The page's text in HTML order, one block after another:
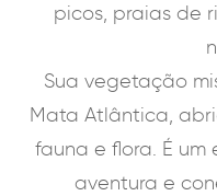
picos, praias de
Sua vegetação
Mata Atlântica,
fauna e flora. É
aventura e